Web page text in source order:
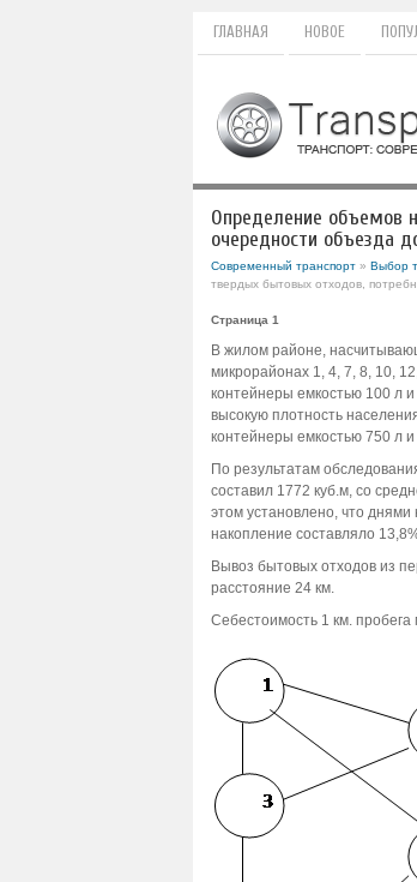
ГЛАВНАЯ НОВОЕ
Определение объемов
очередности объезда
Современный транспорт» Выбор
твердых бытовых отходов,
Страница 1
В жилом районе,
микрорайонах 1, 4, 7, 8, 10,
контейнеры емкостью 100 л
высокую плотность
контейнеры емкостью 750 л
По результатам
составил 1772 куб.м, со
этом установлено, что
накопление составляло
Вывоз бытовых отходов из
расстояние 24 км.
Себестоимость 1 км. пробега